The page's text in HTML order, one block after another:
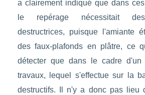
a clairement indiqué que dans
le repérage nécessitait des
destructrices, puisque l'amiante
des faux-plafonds en plâtre, ce
détecter que dans le cadre d'un
travaux, lequel s'effectue sur la
destructifs. Il n'y a donc pas lieu